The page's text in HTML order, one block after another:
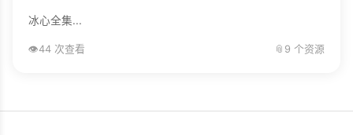
冰心全集...
👁️44 次查看 📎 9 个资源